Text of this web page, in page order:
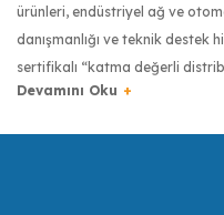
ürünleri, endüstriyel ağ ve
danışmanlığı ve teknik destek
sertifikalı “katma değerli
haberleşme sektöründe